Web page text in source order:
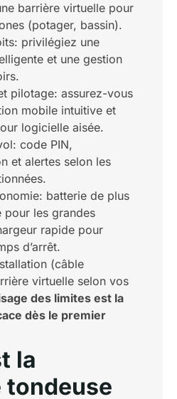
barrière virtuelle pour
(potager, bassin).
privilégiez une
et une gestion
pilotage: assurez-vous
mobile intuitive et
logicielle aisée.
code PIN,
et alertes selon les
batterie de plus
les grandes
rapide pour
d’arrêt.
(câble
virtuelle selon vos
des limites est la
dès le premier
la
tondeuse